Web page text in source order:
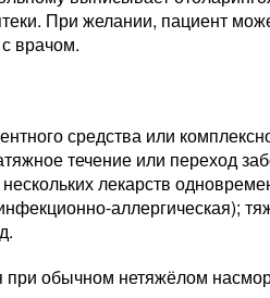
При желании, пациент
врачом.
средства или
течение или переход
лекарств
аллергическая);
при обычном нетяжёлом